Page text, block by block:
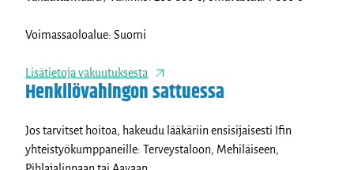
Voimassaoloalue: Suomi
Lisätietoja vakuutuksesta
Henkilövahingon sattuessa
Jos tarvitset hoitoa, hakeudu lääkäriin ensisijaisesti Ifin
yhteistyökumppaneille: Terveystaloon, Mehiläiseen,